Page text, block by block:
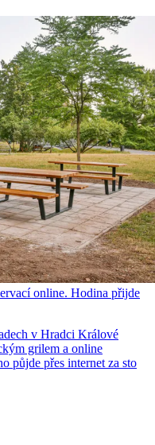
online. Hodina přijde
v Hradci Králové
grilem a online
půjde přes internet za sto